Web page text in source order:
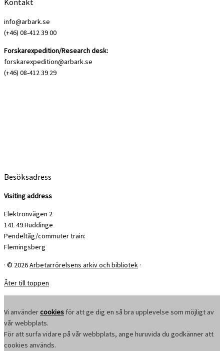
Kontakt
info@arbark.se
(+46) 08-412 39 00
Forskarexpedition/Research desk:
forskarexpedition@arbark.se
(+46) 08-412 39 29
Besöksadress
Visiting address
Elektronvägen 2
141 49 Huddinge
Pendeltåg/commuter train:
Flemingsberg
· © 2026Arbetarrörelsens arkiv och bibliotek ·
Åter till toppen
Vi användercookies för att ge dig en så bra upplevelse som möjligt av
vår webbplats.
För att surfa vidare på vår webbplats, ange huruvida du godkänner att
cookies används.